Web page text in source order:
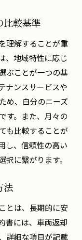
比較基準
理解することが重
、地域特性に応じ
ぶことが一つの基
ナンスサービスや
め、自分のニーズ
す。また、月々の
も比較することが
し、信頼性の高い
に繋がります。
法
とは、長期的に安
書には、車両返却
詳細な項目が記載